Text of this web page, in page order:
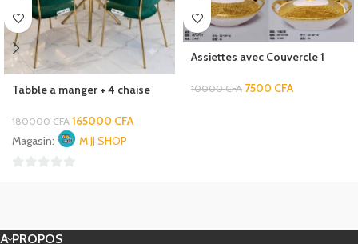
Tabble a manger + 4 chaise
180000CFA 165000 CFA
Magasin:
M JJ SHOP
Assiettes avec Couvercle 1
10000CFA 7500 CFA
A PROPOS